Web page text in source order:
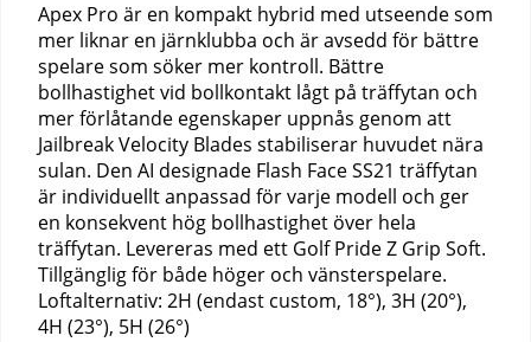
Apex Pro är en kompakt hybrid med utseende som
mer liknar en järnklubba och är avsedd för bättre
spelare som söker mer kontroll. Bättre
bollhastighet vid bollkontakt lågt på träffytan och
mer förlåtande egenskaper uppnås genom att
Jailbreak Velocity Blades stabiliserar huvudet nära
sulan. Den AI designade Flash Face SS21 träffytan
är individuellt anpassad för varje modell och ger
en konsekvent hög bollhastighet över hela
träffytan. Levereras med ett Golf Pride Z Grip Soft.
Tillgänglig för både höger och vänsterspelare.
Loftalternativ: 2H (endast custom, 18°), 3H (20°),
4H (23°), 5H (26°)